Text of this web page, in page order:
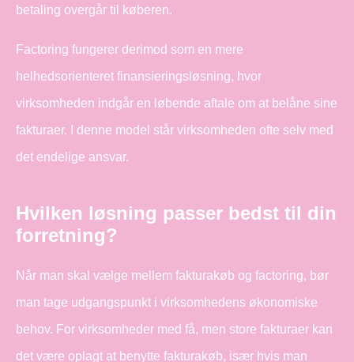
betaling overgår til køberen.
Factoring fungerer derimod som en mere
helhedsorienteret finansieringsløsning, hvor
virksomheden indgår en løbende aftale om at belåne sine
fakturaer. I denne model står virksomheden ofte selv med
det endelige ansvar.
Hvilken løsning passer bedst til din
forretning?
Når man skal vælge mellem fakturakøb og factoring, bør
man tage udgangspunkt i virksomhedens økonomiske
behov. For virksomheder med få, men store fakturaer kan
det være oplagt at benytte fakturakøb, især hvis man